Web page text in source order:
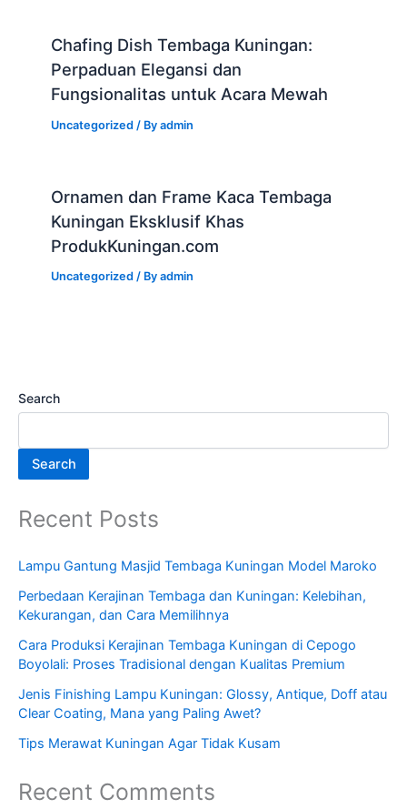
Chafing Dish Tembaga Kuningan:
Perpaduan Elegansi dan
Fungsionalitas untuk Acara Mewah
Uncategorized / Byadmin
Ornamen dan Frame Kaca Tembaga
Kuningan Eksklusif Khas
ProdukKuningan.com
Uncategorized / Byadmin
Search
Search
Recent Posts
Lampu Gantung Masjid Tembaga Kuningan Model Maroko
Perbedaan Kerajinan Tembaga dan Kuningan: Kelebihan,
Kekurangan, dan Cara Memilihnya
Cara Produksi Kerajinan Tembaga Kuningan di Cepogo
Boyolali: Proses Tradisional dengan Kualitas Premium
Jenis Finishing Lampu Kuningan: Glossy, Antique, Doff atau
Clear Coating, Mana yang Paling Awet?
Tips Merawat Kuningan Agar Tidak Kusam
Recent Comments